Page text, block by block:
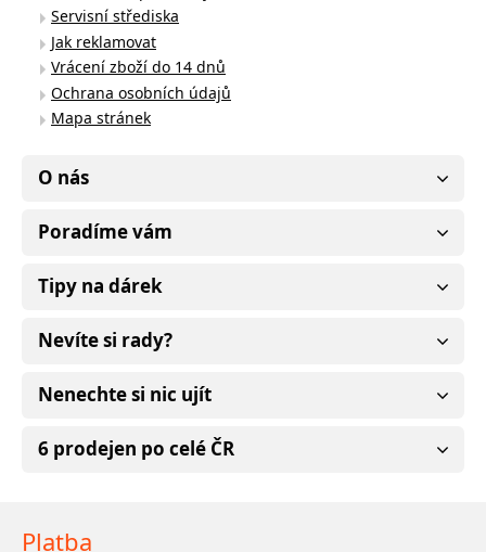
Servisní střediska
Jak reklamovat
Vrácení zboží do 14 dnů
Ochrana osobních údajů
Mapa stránek
O nás
Poradíme vám
Tipy na dárek
Nevíte si rady?
Nenechte si nic ujít
6 prodejen po celé ČR
Platba